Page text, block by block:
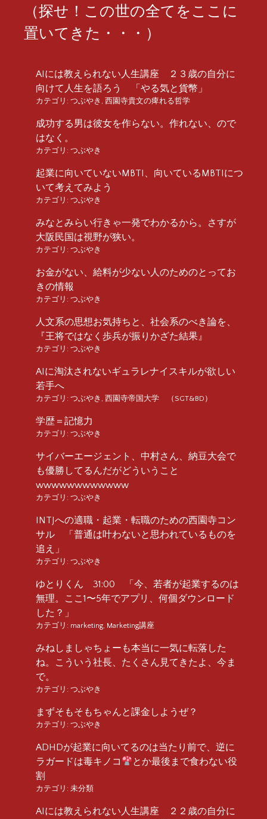
（探せ！この世の全てをここに
置いてきた・・・）
AIには教えられない人生講座 ２３歳の自分に
向けて人生を語ろう 「やる気と貨幣」
カテゴリ: つぶやき 西園寺貴文の痺れる哲学
成功する男は彼女を作らない。作れない、ので
はなく。
カテゴリ: つぶやき
起業に向いていないMBTI、向いているMBTIにつ
いて考えてみよう
カテゴリ: つぶやき
みなとみらい行きゃ一発でわかるから。さすが
大阪民国は視野が狭い。
カテゴリ: つぶやき
お金がない、給料が少ない人のためのとってお
きの情報
カテゴリ: つぶやき
人文系の思想お気持ちと、社会系のべき論を、
『王将ではなく歩兵が振りかざた結果』
カテゴリ: つぶやき
AIに淘汰されないギュラレナイスキルが欲しい
若手へ
カテゴリ: つぶやき 西園寺帝国大学 （SGT&BD）
学歴＝記憶力
カテゴリ: つぶやき
サイバーエージェント、中村さん、納豆大会で
も優勝してるんだがどういうこと
wwwwwwwwwwww
カテゴリ: つぶやき
INTJへの適職・起業・転職のための西園寺コン
サル 「普通は叶わないと思われているものを
追え」
カテゴリ: つぶやき
ゆとりくん 31:00 「今、若者が起業するのは
無理。ここ1〜5年でアプリ、何個ダウンロード
した？」
カテゴリ: marketing Marketing講座
みねしましゃちょーも本当に一気に転落した
ね。こういう社長、たくさん見てきたよ、今ま
で。
カテゴリ: つぶやき
まずそもそもちゃんと課金しようぜ？
カテゴリ: つぶやき
ADHDが起業に向いてるのは当たり前で、逆に
ラガードは毒キノコ
とか最後まで食わない役
割
カテゴリ: 未分類
AIには教えられない人生講座 ２２歳の自分に